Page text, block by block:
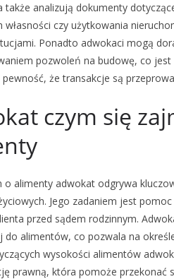
także analizują dokumenty
własności czy użytkowania
Ponadto adwokaci mogą
pozwoleń na budowę, co
że transakcje są
czym się
o alimenty adwokat odgrywa
Jego zadaniem jest
przed sądem rodzinnym.
do alimentów, co pozwala na
wysokości alimentów
prawną, która pomoże przekonać